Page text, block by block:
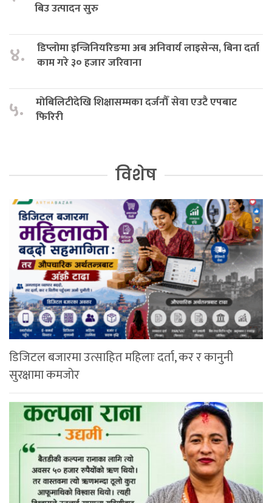
बिउ उत्पादन सुरु
४.
डिप्लोमा इन्जिनियरिङमा अब अनिवार्य लाइसेन्स, बिना दर्ता
काम गरे ३० हजार जरिवाना
५.
मोबिलिटीदेखि शिक्षासम्मका दर्जनौँ सेवा एउटै एपबाट
फिरिरी
विशेष
डिजिटल बजारमा उत्साहित महिलाः दर्ता, कर र कानुनी
सुरक्षामा कमजोर